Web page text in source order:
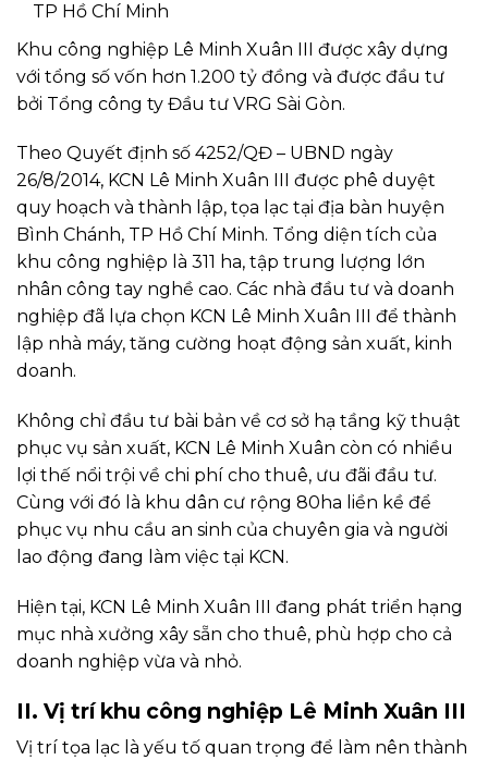
TP Hồ Chí Minh
Khu công nghiệp Lê Minh Xuân III được xây dựng
với tổng số vốn hơn 1.200 tỷ đồng và được đầu tư
bởi Tổng công ty Đầu tư VRG Sài Gòn.
Theo Quyết định số 4252/QĐ – UBND ngày
26/8/2014, KCN Lê Minh Xuân III được phê duyệt
quy hoạch và thành lập, tọa lạc tại địa bàn huyện
Bình Chánh, TP Hồ Chí Minh. Tổng diện tích của
khu công nghiệp là 311 ha, tập trung lượng lớn
nhân công tay nghề cao. Các nhà đầu tư và doanh
nghiệp đã lựa chọn KCN Lê Minh Xuân III để thành
lập nhà máy, tăng cường hoạt động sản xuất, kinh
doanh.
Không chỉ đầu tư bài bản về cơ sở hạ tầng kỹ thuật
phục vụ sản xuất, KCN Lê Minh Xuân còn có nhiều
lợi thế nổi trội về chi phí cho thuê, ưu đãi đầu tư.
Cùng với đó là khu dân cư rộng 80ha liền kề để
phục vụ nhu cầu an sinh của chuyên gia và người
lao động đang làm việc tại KCN.
Hiện tại, KCN Lê Minh Xuân III đang phát triển hạng
mục nhà xưởng xây sẵn cho thuê, phù hợp cho cả
doanh nghiệp vừa và nhỏ.
II. Vị trí khu công nghiệp Lê Minh Xuân III
Vị trí tọa lạc là yếu tố quan trọng để làm nên thành